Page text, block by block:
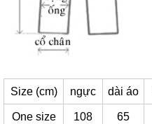
Size (cm) ngực dài áo
One size 108 65